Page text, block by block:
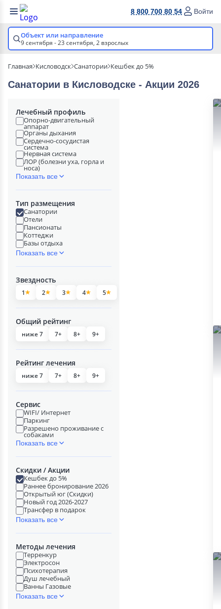
8 800 700 80 54 Войти
Объект или направление
9 сентября - 23 сентября, 2 взрослых
Главная Кисловодск Санатории Кешбек до 5%
Санатории в Кисловодске - Акции 2026
Лечебный профиль
Опорно-двигательный
аппарат
Органы дыхания
Сердечно-сосудистая
система
Нервная система
ЛОР (болезни уха, горла и
носа)
Показать все
Тип размещения
Санатории
Отели
Пансионаты
Коттеджи
Базы отдыха
Показать все
Звездность
1 2 3 4 5
Общий рейтинг
ниже 7 7+ 8+ 9+
Рейтинг лечения
ниже 7 7+ 8+ 9+
Сервис
WIFI/ Интернет
Паркинг
Разрешено проживание с
собаками
Показать все
Скидки / Акции
Кешбек до 5%
Раннее бронирование 2026
Открытый юг (Скидки)
Новый год 2026-2027
Трансфер в подарок
Показать все
Методы лечения
Терренкур
Электросон
Психотерапия
Душ лечебный
Ванны Газовые
Показать все